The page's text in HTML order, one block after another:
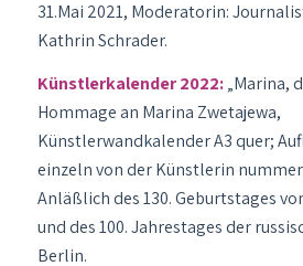
31.Mai 2021, Moderatorin:
Kathrin Schrader.
Künstlerkalender 2022:„Marina,
Hommage an Marina Zwetajewa,
Künstlerwandkalender A3 quer;
einzeln von der Künstlerin
Anläßlich des 130. Geburtstages
und des 100. Jahrestages der
Berlin.